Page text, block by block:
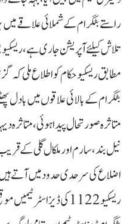
مطابق ریسکیو حکام کو اطلاع ملی
بٹگرام کے بالائی علاقوں میں
متاثرہ صورتحال پیدا ہوئی،
نیل بند، سارم اور ملکال گلی کے
اضلاع کی سرحدی حدود میں آتے ہیں،